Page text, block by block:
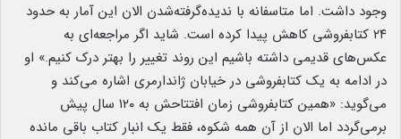
وجود داشت. اما متاسفانه با ندیده‌گرفته‌شدن الان این آمار به حدود
۲۴ کتابفروشی کاهش پیدا کرده است. شاید اگر مراجعه‌ای به
عکس‌های قدیمی داشته باشیم این روند تغییر را بهتر درک کنیم.» او
در ادامه به یک کتابفروشی در خیابان ژاندارمری اشاره می‌کند و
می‌گوید: «همین کتابفروشی زمان افتتاحش به ۱۲۰ سال پیش
برمی‌گردد اما الان از آن همه شکوه، فقط یک انبار کتاب باقی مانده